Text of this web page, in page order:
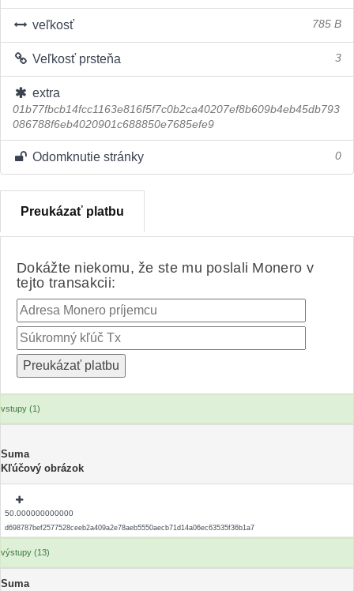
veľkosť 785 B
Veľkosť prsteňa 3
extra
01b77fbcb14fcc1163e816f5f7c0b2ca40207ef8b609b4eb45db793
086788f6eb4020901c688850e7685efe9
Odomknutie stránky 0
Preukázať platbu
Dokážte niekomu, že ste mu poslali Monero v
tejto transakcii:
vstupy (1)
Suma
Kľúčový obrázok
50.000000000000
d698787bef2577528ceeb2a409a2e78aeb5550aecb71d14a06ec63535f36b1a7
výstupy (13)
Suma